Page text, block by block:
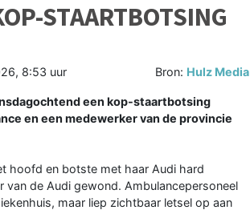
STAARTBOTSING
8:53 uur Bron: Hulz Media
een kop-staartbotsing
en een medewerker van de provincie
hoofd en botste met haar Audi hard
de Audi gewond. Ambulancepersoneel
maar liep zichtbaar letsel op aan